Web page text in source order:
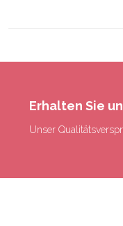
Erhalten Sie
Unser